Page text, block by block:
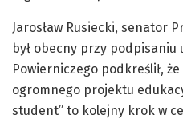
Jarosław Rusiecki, senator
był obecny przy podpisaniu
Powierniczego podkreślił,
ogromnego projektu
student” to kolejny krok w